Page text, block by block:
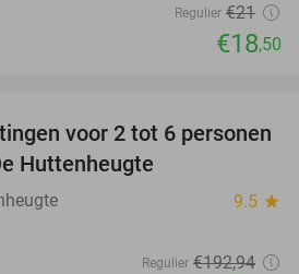
Regulier €21
€18,50
15%
voor 2 tot 6 personen
Huttenheugte
9.5 star
Regulier €192,94